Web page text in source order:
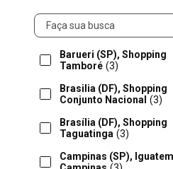
Loja
Barueri (SP), Shopping
Tamboré (3)
Brasilia (DF), Shopping
Conjunto Nacional (3)
Brasília (DF), Shopping
Taguatinga (3)
Campinas (SP),